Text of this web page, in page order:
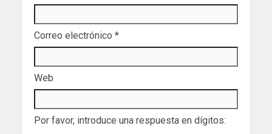
Correo electrónico *
Web
Por favor, introduce una respuesta en dígitos: